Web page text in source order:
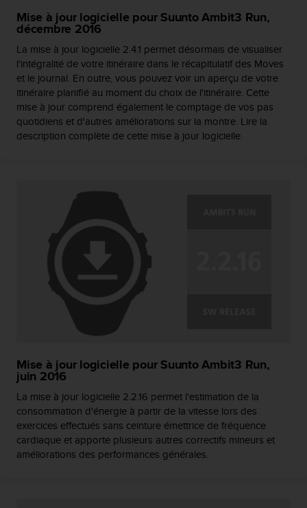
Mise à jour logicielle pour Suunto Ambit3 Run,
décembre 2016
La mise à jour logicielle 2.4.1 permet désormais de visualiser
l'intégralité de votre itinéraire dans le récapitulatif des Moves
et le journal. En outre, vous pouvez voir un aperçu de votre
itinéraire planifié au moment du choix de l'itinéraire. Cette
mise à jour comprend également le comptage de vos pas
quotidiens et d'autres améliorations sur la montre. Lire la
description complète de cette mise à jour logicielle.
Mise à jour logicielle pour Suunto Ambit3 Run,
juin 2016
La mise à jour logicielle 2.2.16 permet l'estimation de la
consommation d'énergie à partir de la vitesse lors des
exercices effectués sans ceinture émettrice de fréquence
cardiaque et apporte plusieurs autres correctifs mineurs et
améliorations des performances générales.